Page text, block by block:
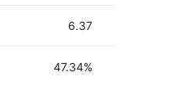
6.37
47.34%